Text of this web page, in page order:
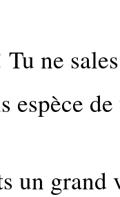
Tu ne
espèce
un grand